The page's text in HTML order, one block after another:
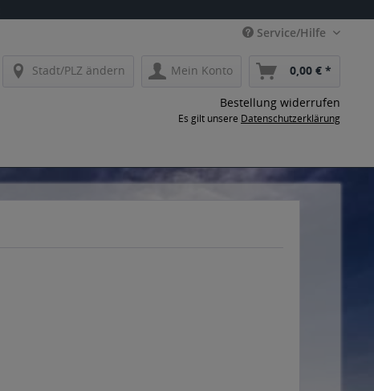
Service/Hilfe
Stadt/PLZ ändern Mein Konto 0,00 € *
Bestellung widerrufen
Es gilt unsere Datenschutzerklärung